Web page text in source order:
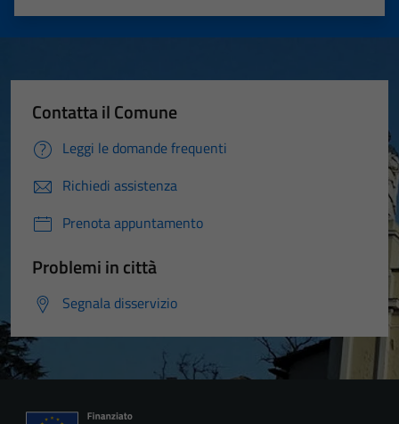
Valuta 5 stelle su 5
Valuta 4 stelle su 5
Valuta 3 stelle su 5
Valuta 2 stelle su 5
Valuta 1 stelle su 5
Contatta il Comune
Leggi le domande frequenti
Richiedi assistenza
Prenota appuntamento
Problemi in città
Segnala disservizio